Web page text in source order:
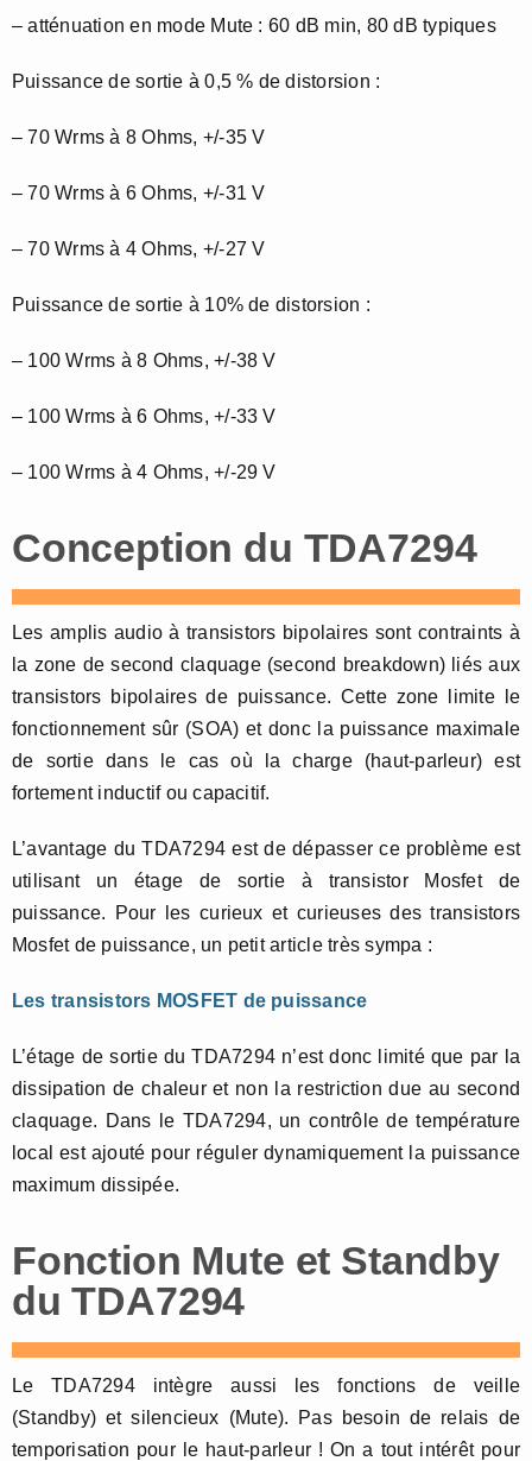
– atténuation en mode Mute : 60 dB min, 80 dB typiques
Puissance de sortie à 0,5 % de distorsion :
– 70 Wrms à 8 Ohms, +/-35 V
– 70 Wrms à 6 Ohms, +/-31 V
– 70 Wrms à 4 Ohms, +/-27 V
Puissance de sortie à 10% de distorsion :
– 100 Wrms à 8 Ohms, +/-38 V
– 100 Wrms à 6 Ohms, +/-33 V
– 100 Wrms à 4 Ohms, +/-29 V
Conception du TDA7294
Les amplis audio à transistors bipolaires sont contraints à
la zone de second claquage (second breakdown) liés aux
transistors bipolaires de puissance. Cette zone limite le
fonctionnement sûr (SOA) et donc la puissance maximale
de sortie dans le cas où la charge (haut-parleur) est
fortement inductif ou capacitif.
L’avantage du TDA7294 est de dépasser ce problème est
utilisant un étage de sortie à transistor Mosfet de
puissance. Pour les curieux et curieuses des transistors
Mosfet de puissance, un petit article très sympa :
Les transistors MOSFET de puissance
L’étage de sortie du TDA7294 n’est donc limité que par la
dissipation de chaleur et non la restriction due au second
claquage. Dans le TDA7294, un contrôle de température
local est ajouté pour réguler dynamiquement la puissance
maximum dissipée.
Fonction Mute et Standby
du TDA7294
Le TDA7294 intègre aussi les fonctions de veille
(Standby) et silencieux (Mute). Pas besoin de relais de
temporisation pour le haut-parleur ! On a tout intérêt pour